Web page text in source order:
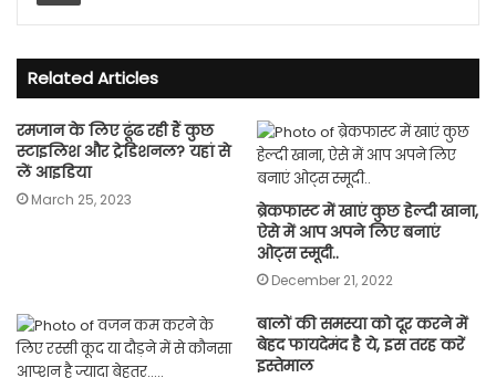
Related Articles
रमजान के लिए ढूंढ रही हैं कुछ
स्टाइलिश और ट्रेडिशनल? यहां से
लें आइडिया
March 25, 2023
ब्रेकफास्ट में खाएं कुछ हेल्दी खाना,
ऐसे में आप अपने लिए बनाएं
ओट्स स्मूदी..
December 21, 2022
बालों की समस्या को दूर करने में
बेहद फायदेमंद है ये, इस तरह करें
इस्तेमाल